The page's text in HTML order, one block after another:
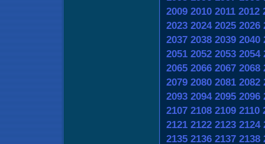
2009 2010 2011 2012
2023 2024 2025 2026
2037 2038 2039 2040
2051 2052 2053 2054
2065 2066 2067 2068
2079 2080 2081 2082
2093 2094 2095 2096
2107 2108 2109 2110
2121 2122 2123 2124
2135 2136 2137 2138